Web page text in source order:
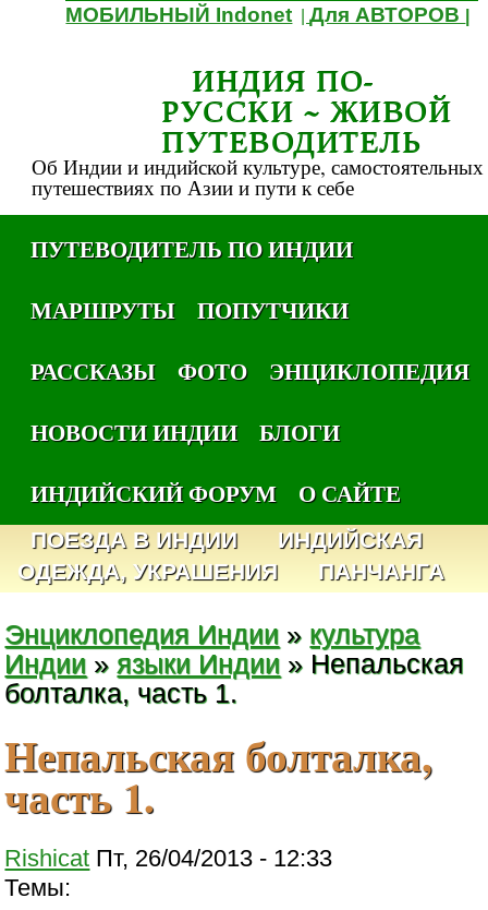
МОБИЛЬНЫЙ Indonet |Для АВТОРОВ
ИНДИЯ ПО-
РУССКИ ~ ЖИВОЙ
ПУТЕВОДИТЕЛЬ
Об Индии и индийской культуре, самостоятельных
путешествиях по Азии и пути к себе
ПУТЕВОДИТЕЛЬ ПО ИНДИИ
МАРШРУТЫ
ПОПУТЧИКИ
РАССКАЗЫ
ФОТО
ЭНЦИКЛОПЕДИЯ
НОВОСТИ ИНДИИ
БЛОГИ
ИНДИЙСКИЙ ФОРУМ
О САЙТЕ
ПОЕЗДА В ИНДИИ
ИНДИЙСКАЯ
ОДЕЖДА, УКРАШЕНИЯ
ПАНЧАНГА
Энциклопедия Индии » культура
Индии » языки Индии » Непальская
болталка, часть 1.
Непальская болталка,
часть 1.
Rishicat Пт, 26/04/2013 - 12:33
Темы: